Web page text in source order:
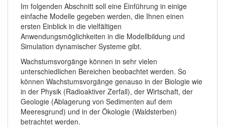
Im folgenden Abschnitt soll eine Einführung in einige
einfache Modelle gegeben werden, die Ihnen einen
ersten Einblick in die vielfältigen
Anwendungsmöglichkeiten in die Modellbildung und
Simulation dynamischer Systeme gibt.
Wachstumsvorgänge können in sehr vielen
unterschiedlichen Bereichen beobachtet werden. So
können Wachstumsvorgänge genauso in der Biologie wie
in der Physik (Radioaktiver Zerfall), der Wirtschaft, der
Geologie (Ablagerung von Sedimenten auf dem
Meeresgrund) und in der Ökologie (Waldsterben)
betrachtet werden.